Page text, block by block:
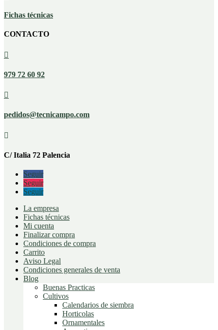
Fichas técnicas
CONTACTO

979 72 60 92

pedidos@tecnicampo.com

C/ Italia 72 Palencia
Seguir
Seguir
Seguir
La empresa
Fichas técnicas
Mi cuenta
Finalizar compra
Condiciones de compra
Carrito
Aviso Legal
Condiciones generales de venta
Blog
Buenas Practicas
Cultivos
Calendarios de siembra
Horticolas
Ornamentales